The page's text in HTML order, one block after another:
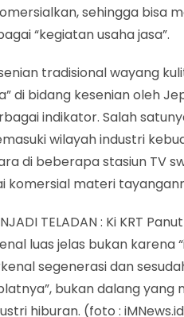
sehingga bisa
“kegiatan usaha jasa”.
tradisional wayang
di bidang kesenian oleh
indikator. Salah
wilayah industri
di beberapa stasiun TV
komersial materi
TELADAN : Ki KRT
luas jelas bukan karena
segenerasi dan
bukan dalang yang
hiburan. (foto :